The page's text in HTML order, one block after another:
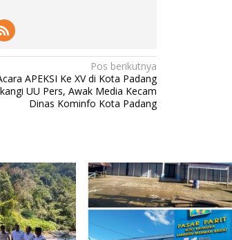
Pos berikutnya
APEKSI Ke XV di Kota Padang
UU Pers, Awak Media Kecam
Dinas Kominfo Kota Padang